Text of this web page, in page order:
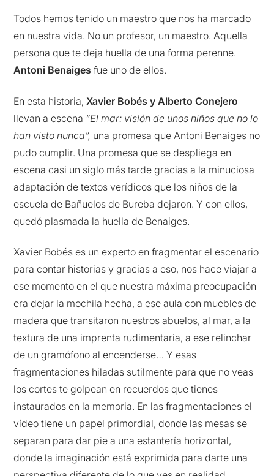
Todos hemos tenido un maestro que nos ha marcado
en nuestra vida. No un profesor, un maestro. Aquella
persona que te deja huella de una forma perenne.
Antoni Benaiges fue uno de ellos.
En esta historia, Xavier Bobés y Alberto Conejero
llevan a escena “El mar: visión de unos niños que no lo
han visto nunca”, una promesa que Antoni Benaiges no
pudo cumplir. Una promesa que se despliega en
escena casi un siglo más tarde gracias a la minuciosa
adaptación de textos verídicos que los niños de la
escuela de Bañuelos de Bureba dejaron. Y con ellos,
quedó plasmada la huella de Benaiges.
Xavier Bobés es un experto en fragmentar el escenario
para contar historias y gracias a eso, nos hace viajar a
ese momento en el que nuestra máxima preocupación
era dejar la mochila hecha, a ese aula con muebles de
madera que transitaron nuestros abuelos, al mar, a la
textura de una imprenta rudimentaria, a ese relinchar
de un gramófono al encenderse… Y esas
fragmentaciones hiladas sutilmente para que no veas
los cortes te golpean en recuerdos que tienes
instaurados en la memoria. En las fragmentaciones el
vídeo tiene un papel primordial, donde las mesas se
separan para dar pie a una estantería horizontal,
donde la imaginación está exprimida para darte una